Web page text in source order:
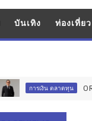
บันเทิง ท่องเที่ย
การเงิน ตลาดทุน OR เผยผ